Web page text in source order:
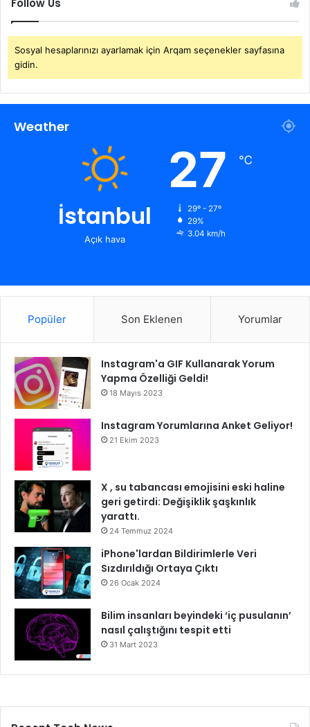
Follow Us
Sosyal hesaplarınızı ayarlamak için Arqam seçenekler sayfasına
gidin.
Weather
İstanbul
Açık hava
27 ℃
29º - 27º
29%
3.04 km/h
Popüler Son Eklenen Yorumlar
Instagram'a GIF Kullanarak Yorum
Yapma Özelliği Geldi!
18 Mayıs 2023
Instagram Yorumlarına Anket Geliyor!
21 Ekim 2023
X , su tabancası emojisini eski haline
geri getirdi: Değişiklik şaşkınlık
yarattı.
24 Temmuz 2024
iPhone'lardan Bildirimlerle Veri
Sızdırıldığı Ortaya Çıktı
26 Ocak 2024
Bilim insanları beyindeki ‘iç pusulanın’
nasıl çalıştığını tespit etti
31 Mart 2023